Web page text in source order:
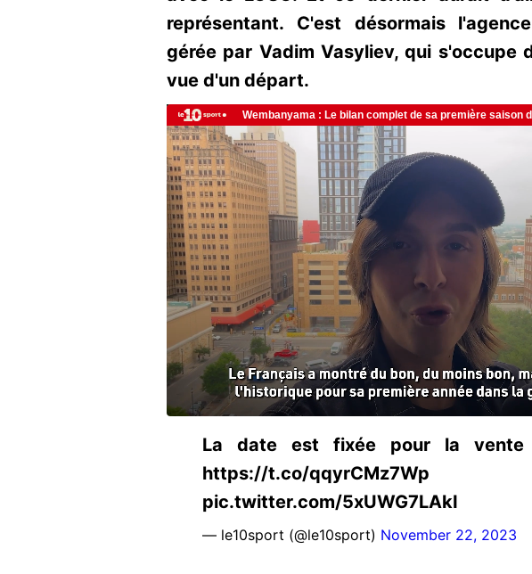
représentant. C'est désormais
gérée par Vadim Vasyliev, qui s'occupe
vue d'un départ.
La date est fixée pour la vente
https://t.co/qqyrCMz7Wp
pic.twitter.com/5xUWG7LAkI
— le10sport (@le10sport) November 22, 2023